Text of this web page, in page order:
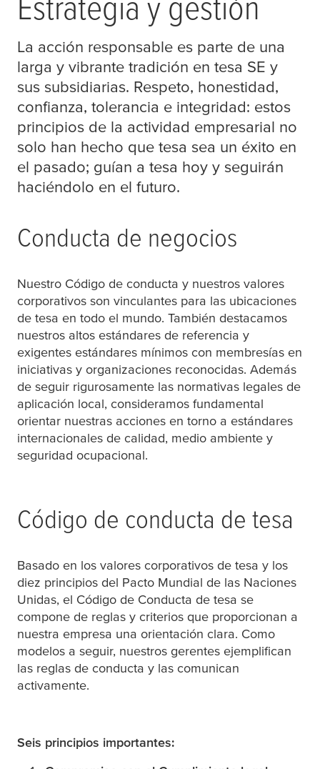
La acción responsable es parte de una
larga y vibrante tradición en tesa SE y
sus subsidiarias. Respeto, honestidad,
confianza, tolerancia e integridad: estos
principios de la actividad empresarial no
solo han hecho que tesa sea un éxito en
el pasado; guían a tesa hoy y seguirán
haciéndolo en el futuro.
Conducta de negocios
Nuestro Código de conducta y nuestros valores
corporativos son vinculantes para las ubicaciones
de tesa en todo el mundo. También destacamos
nuestros altos estándares de referencia y
exigentes estándares mínimos con membresías en
iniciativas y organizaciones reconocidas. Además
de seguir rigurosamente las normativas legales de
aplicación local, consideramos fundamental
orientar nuestras acciones en torno a estándares
internacionales de calidad, medio ambiente y
seguridad ocupacional.
Código de conducta de tesa
Basado en los valores corporativos de tesa y los
diez principios del Pacto Mundial de las Naciones
Unidas, el Código de Conducta de tesa se
compone de reglas y criterios que proporcionan a
nuestra empresa una orientación clara. Como
modelos a seguir, nuestros gerentes ejemplifican
las reglas de conducta y las comunican
activamente.
Seis principios importantes: